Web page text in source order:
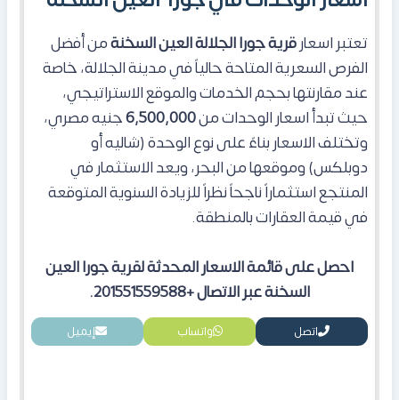
تعتبر اسعارقريةجورا الجلالة العين السخنةمن أفضل
الفرص السعرية المتاحة حالياً في مدينة الجلالة، خاصة
عند مقارنتها بحجم الخدمات والموقع الاستراتيجي،
حيث تبدأ اسعار الوحدات من6,500,000جنيه مصري،
وتختلف الاسعار بناءً على نوع الوحدة (شاليه أو
دوبلكس) وموقعها من البحر، ويعد الاستثمار في
المنتجعاستثماراً ناجحاً نظراً للزيادة السنوية المتوقعة
في قيمة العقارات بالمنطقة.
احصل على قائمة الاسعار المحدثة لقرية جورا العين
السخنة عبر الاتصال +201551559588.
اتصل واتساب إيميل